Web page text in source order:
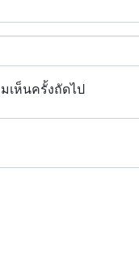
เห็นครั้งถัดไป